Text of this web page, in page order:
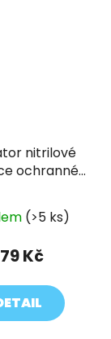
nitrilové
ochranné
50ks
(>5 ks)
Kč